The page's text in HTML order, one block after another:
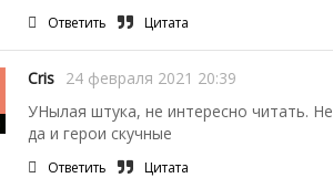
Ответить Цитата
Cris 24 февраля 2021 20:39
​УНылая штука, не интересно читать.
да и герои скучные ​​​
Ответить Цитата